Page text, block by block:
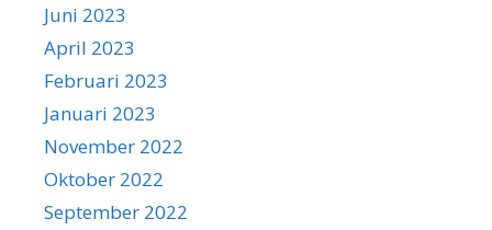
Juni 2023
April 2023
Februari 2023
Januari 2023
November 2022
Oktober 2022
September 2022